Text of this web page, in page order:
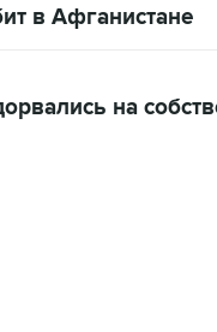
в Афганистане
на